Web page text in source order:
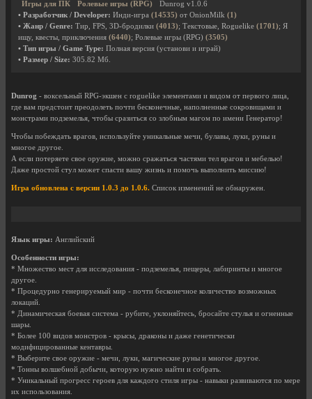
Игры для ПК
Ролевые игры (RPG)
Dunrog v1.0.6
• Разработчик / Developer: Инди-игра (14535) от OnionMilk (1)
• Жанр / Genre: Тир, FPS, 3D-бродилки (4013); Текстовые, Roguelike (1701); Я
ищу, квесты, приключения (6440); Ролевые игры (RPG) (3505)
• Тип игры / Game Type: Полная версия (установи и играй)
• Размер / Size: 305.82 Мб.
Dunrog - воксельный RPG-экшен с roguelike элементами и видом от первого лица,
где вам предстоит преодолеть почти бесконечные, наполненные сокровищами и
монстрами подземелья, чтобы сразиться со злобным магом по имени Генератор!
Чтобы побеждать врагов, используйте уникальные мечи, булавы, луки, руны и
многое другое.
А если потеряете свое оружие, можно сражаться частями тел врагов и мебелью!
Даже простой стул может спасти вашу жизнь и помочь выполнить миссию!
Игра обновлена с версии 1.0.3 до 1.0.6. Список изменений не обнаружен.
Язык игры: Английский
Особенности игры:
* Множество мест для исследования - подземелья, пещеры, лабиринты и многое
другое.
* Процедурно генерируемый мир - почти бесконечное количество возможных
локаций.
* Динамическая боевая система - рубите, уклоняйтесь, бросайте стулья и огненные
шары.
* Более 100 видов монстров - крысы, драконы и даже генетически
модифицированные кентавры.
* Выберите свое оружие - мечи, луки, магические руны и многое другое.
* Тонны волшебной добычи, которую нужно найти и собрать.
* Уникальный прогресс героев для каждого стиля игры - навыки развиваются по мере
их использования.